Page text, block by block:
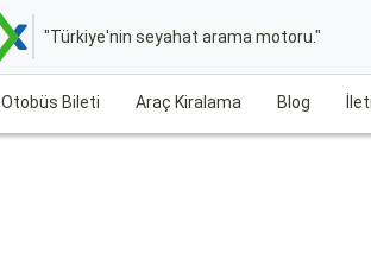
"Türkiye'nin seyahat arama motoru."
Otobüs Bileti Araç Kiralama Blog